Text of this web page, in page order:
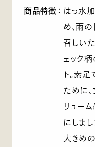
商品特徴 ： はっ水
め、雨
召しい
ェック
ト。素
ために
リュー
にしま
大きめ